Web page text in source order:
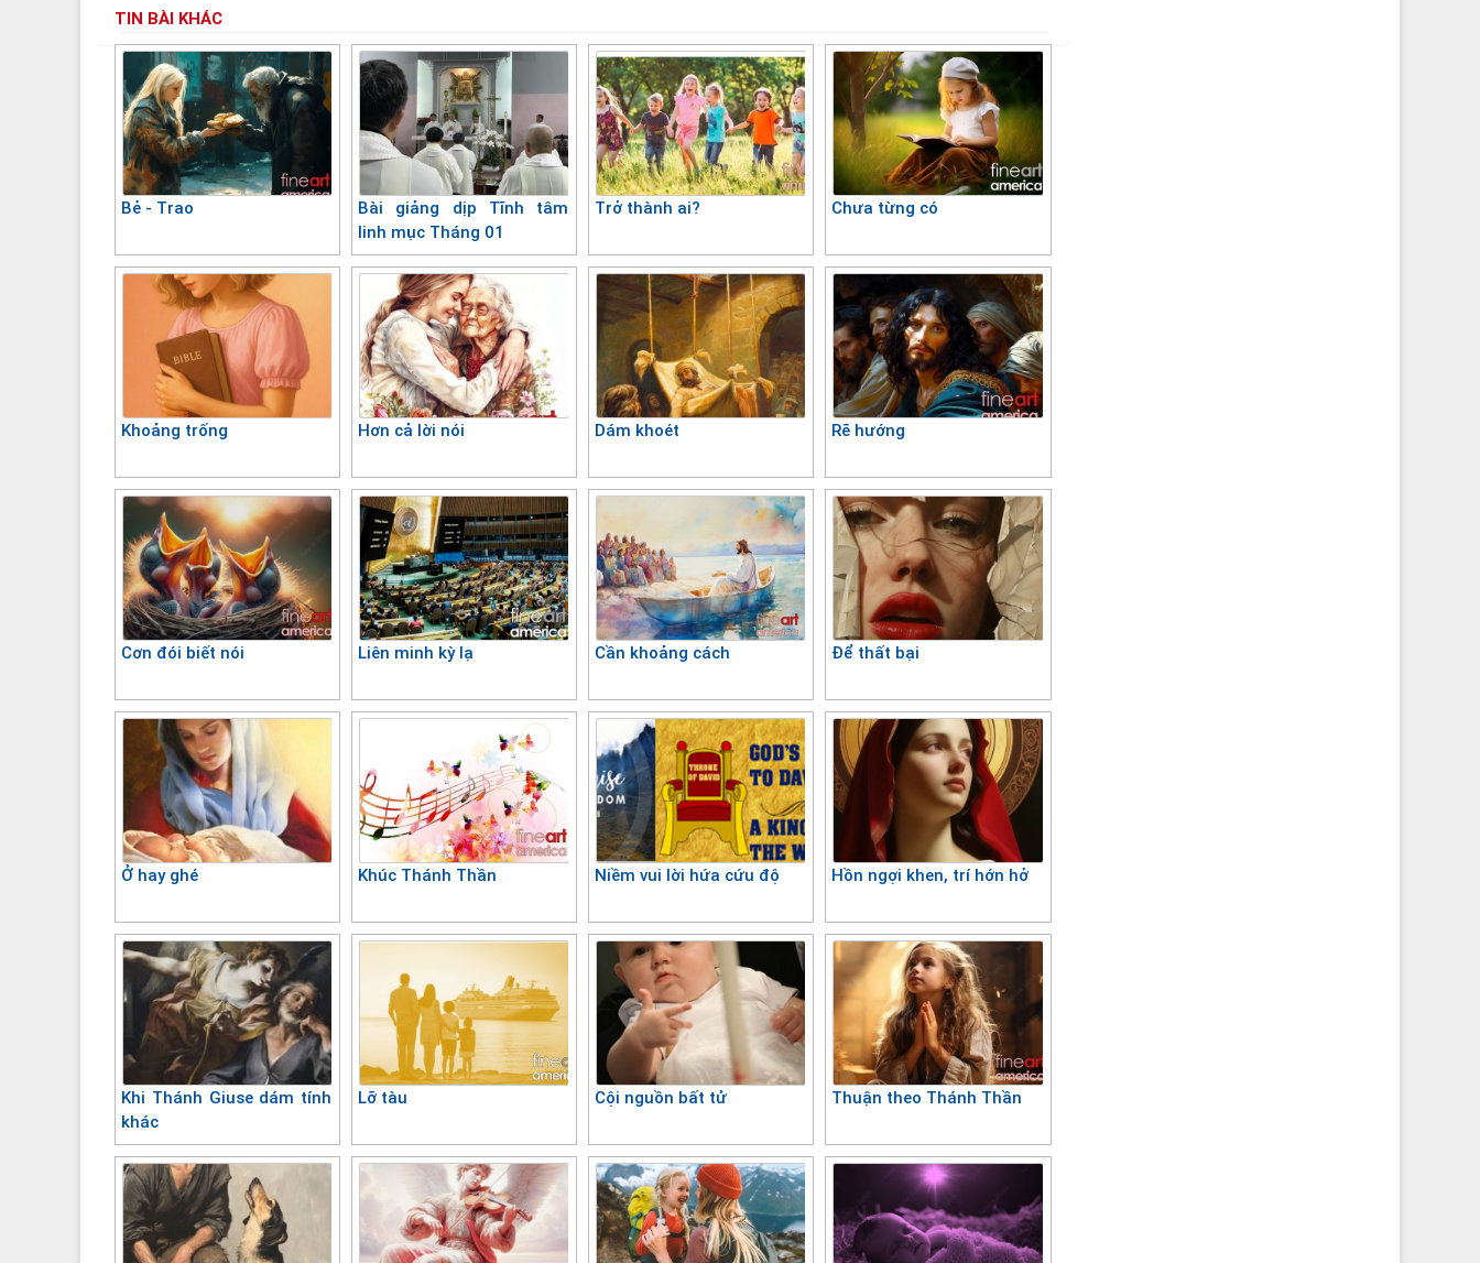
TIN BÀI KHÁC
Bẻ - Trao
Bài giảng dịp Tĩnh tâm
linh mục Tháng 01
Trở thành ai? Chưa từng có
Khoảng trống Hơn cả lời nói Dám khoét Rẽ hướng
Cơn đói biết nói Liên minh kỳ lạ Cần khoảng cách Để thất bại
Ở hay ghé Khúc Thánh Thần Niềm vui lời hứa cứu độ Hồn ngợi khen, trí hớn hở
Khi Thánh Giuse dám tính
khác
Lỡ tàu Cội nguồn bất tử Thuận theo Thánh Thần